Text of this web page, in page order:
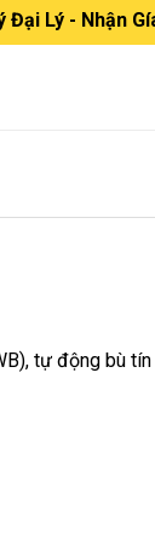
Đại Lý - Nhận
tự động bù